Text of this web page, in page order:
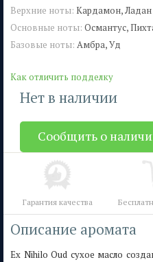
Как отличить подделку
Верхние ноты: Кардамон, Ладан
Основные ноты: Османтус,
Базовые ноты: Амбра, Уд
Нет в наличии
Сообщить о
Гарантия качества
Описание аромата
Ex Nihilo Oud сухое масло